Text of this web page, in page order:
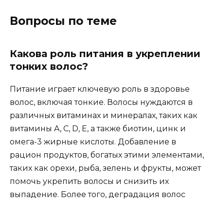
Вопросы по теме
Какова роль питания в укреплении
тонких волос?
Питание играет ключевую роль в здоровье
волос, включая тонкие. Волосы нуждаются в
различных витаминах и минералах, таких как
витамины A, C, D, E, а также биотин, цинк и
омега-3 жирные кислоты. Добавление в
рацион продуктов, богатых этими элементами,
таких как орехи, рыба, зелень и фрукты, может
помочь укрепить волосы и снизить их
выпадение. Более того, деградация волос